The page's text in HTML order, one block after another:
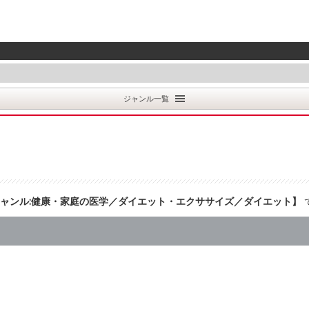
ジャンル一覧
ンル:健康・家庭の医学／ダイエット・エクササイズ／ダイエット】